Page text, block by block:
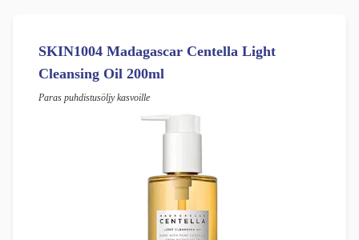
SKIN1004 Madagascar Centella Light
Cleansing Oil 200ml
Paras puhdistusöljy kasvoille